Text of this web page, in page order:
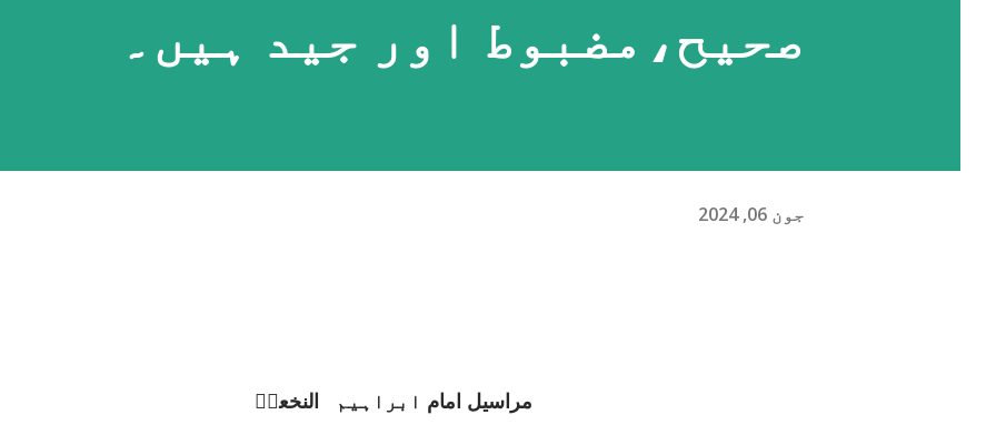
صحیح،مضبوط اور جید ہیں۔
جون 06, 2024
مراسیل امام ابراہیم النخعیؒ